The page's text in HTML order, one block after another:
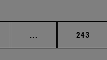
... Páginas Página
243